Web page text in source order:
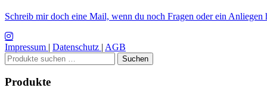
Schreib mir doch eine Mail, wenn du noch Fragen oder ein Anliegen
Impressum | Datenschutz | AGB
Suchen
nach:
Suchen
Produkte